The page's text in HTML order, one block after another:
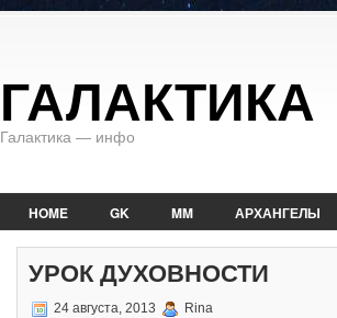
ГАЛАКТИКА
Галактика — инфо
HOME GK MM АРХАНГЕЛЫ
УРОК ДУХОВНОСТИ
24 августа, 2013 Rina